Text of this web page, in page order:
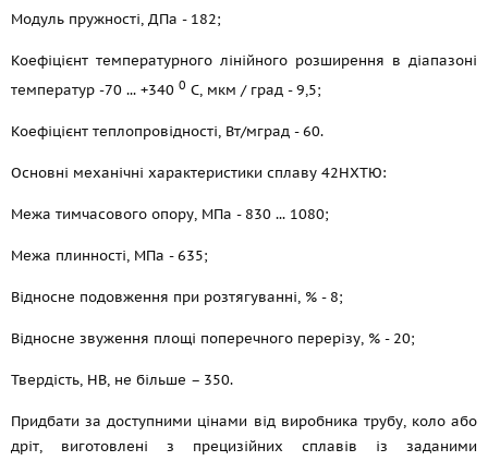
Модуль пружності, ДПа - 182;
Коефіцієнт температурного лінійного розширення в діапазоні
температур -70 ... +340 0 С, мкм / град - 9,5;
Коефіцієнт теплопровідності, Вт/мград - 60.
Основні механічні характеристики сплаву 42НХТЮ:
Межа тимчасового опору, МПа - 830 ... 1080;
Межа плинності, МПа - 635;
Відносне подовження при розтягуванні, % - 8;
Відносне звуження площі поперечного перерізу, % - 20;
Твердість, НВ, не більше – 350.
Придбати за доступними цінами від виробника трубу, коло або
дріт, виготовлені з прецизійних сплавів із заданими